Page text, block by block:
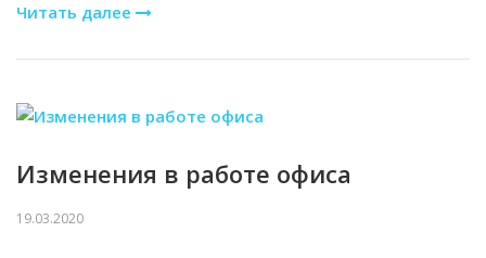
Читать далее
Изменения в работе офиса
19.03.2020